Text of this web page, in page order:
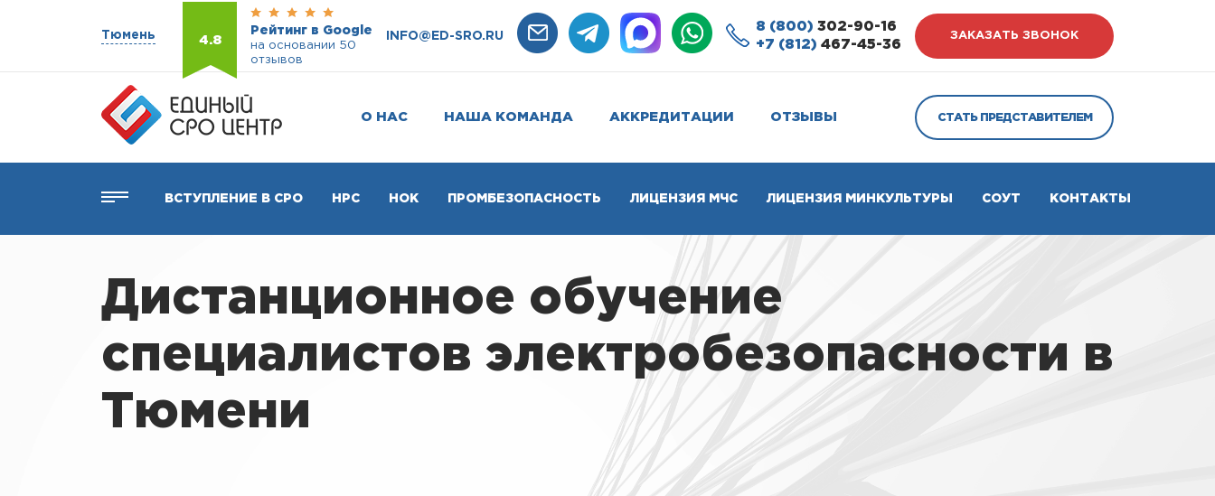
Тюмень 4.8
Рейтинг в Google
на основании 50
отзывов
INFO@ED-SRO.RU
8 (800) 302-90-16
+7 (812) 467-45-36
ЗАКАЗАТЬ ЗВОНОК
О НАС НАША КОМАНДА АККРЕДИТАЦИИ ОТЗЫВЫ СТАТЬ ПРЕДСТАВИТЕЛЕМ
ВСТУПЛЕНИЕ В СРО НРС НОК ПРОМБЕЗОПАСНОСТЬ ЛИЦЕНЗИЯ МЧС ЛИЦЕНЗИЯ МИНКУЛЬТУРЫ СОУТ КОНТАКТЫ
Дистанционное обучение
специалистов электробезопасности в
Тюмени